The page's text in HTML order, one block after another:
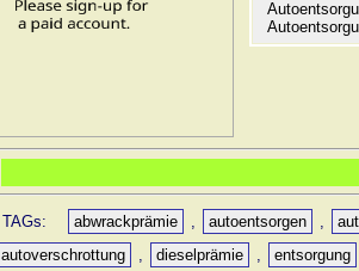
TAGs: abwrackprämie , autoentsorgen ,
autoverschrottung
, dieselprämie ,
entsorgung